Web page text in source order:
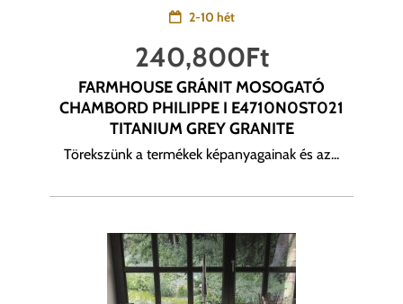
2-10 hét
240,800Ft
FARMHOUSE GRÁNIT MOSOGATÓ
CHAMBORD PHILIPPE I E4710N0ST021
TITANIUM GREY GRANITE
Törekszünk a termékek képanyagainak és az...